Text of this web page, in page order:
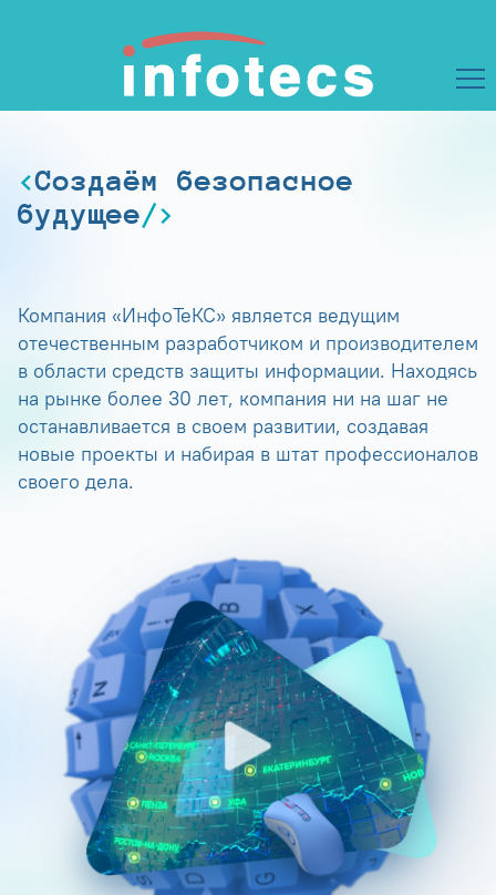
Создаём безопасное
будущее
Компания «ИнфоТеКС» является ведущим
отечественным разработчиком и производителем
в области средств защиты информации. Находясь
на рынке более 30 лет, компания ни на шаг не
останавливается в своем развитии, создавая
новые проекты и набирая в штат профессионалов
своего дела.